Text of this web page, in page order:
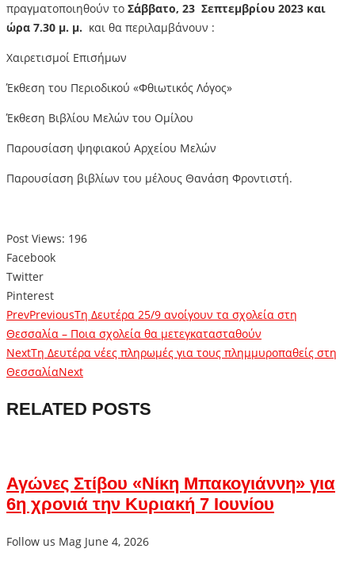
πραγματοποιηθούν το Σάββατο, 23 Σεπτεμβρίου 2023 και
ώρα 7.30 μ. μ. και θα περιλαμβάνουν :
Χαιρετισμοί Επισήμων
Έκθεση του Περιοδικού «Φθιωτικός Λόγος»
Έκθεση Βιβλίου Μελών του Ομίλου
Παρουσίαση ψηφιακού Αρχείου Μελών
Παρουσίαση βιβλίων του μέλους Θανάση Φροντιστή.
Post Views: 196
Facebook
Twitter
Pinterest
PrevPreviousΤη Δευτέρα 25/9 ανοίγουν τα σχολεία στη
Θεσσαλία – Ποια σχολεία θα μετεγκατασταθούν
NextΤη Δευτέρα νέες πληρωμές για τους πλημμυροπαθείς στη
ΘεσσαλίαNext
RELATED POSTS
Αγώνες Στίβου «Νίκη Μπακογιάννη» για
6η χρονιά την Κυριακή 7 Ιουνίου
Follow us Mag June 4, 2026